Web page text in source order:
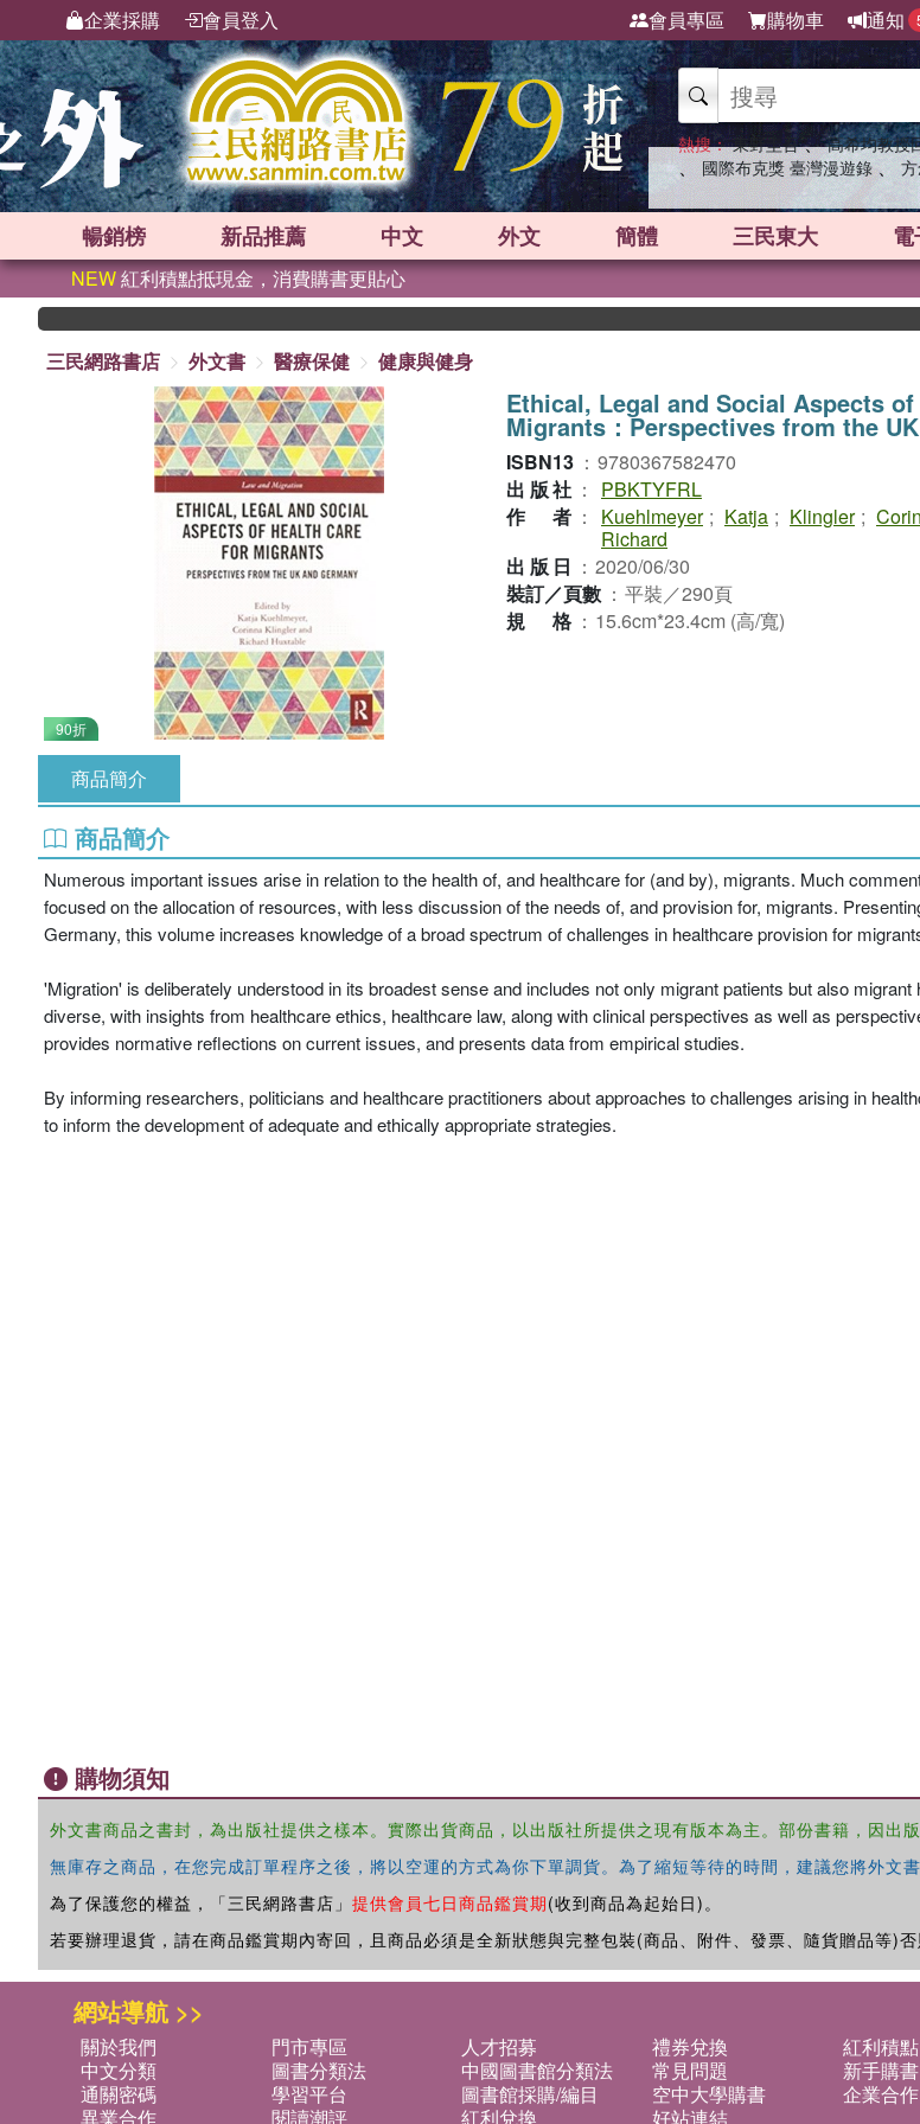
企業採購 會員登入 會員專區 購物車 通知
熱搜： 東野圭吾 、 高希均教授
、 國際布克獎 臺灣漫遊錄 、
暢銷榜 新品推薦 中文 外文 簡體 三民東大
NEW紅利積點抵現金，消費購書更貼心
三民網路書店
外文書 醫療保健 健康與健身
90折
Ethical, Legal and Social Aspects
Migrants：Perspectives from the
ISBN13 ： 9780367582470
出版社 ：
PBKTYFRL
作者 ： Kuehlmeyer ; Katja ; Klingler ;
Richard
出版日 ： 2020/06/30
裝訂／頁數 ： 平裝／290頁
規格 ： 15.6cm*23.4cm (高/寬)
商品簡介
商品簡介
Numerous important issues arise in relation to the health of, and healthcare for (and by), migrants. Much
focused on the allocation of resources, with less discussion of the needs of, and provision for, migrants.
Germany, this volume increases knowledge of a broad spectrum of challenges in healthcare provision for
'Migration' is deliberately understood in its broadest sense and includes not only migrant patients but also
diverse, with insights from healthcare ethics, healthcare law, along with clinical perspectives as well as
provides normative reflections on current issues, and presents data from empirical studies.
By informing researchers, politicians and healthcare practitioners about approaches to challenges arising in
to inform the development of adequate and ethically appropriate strategies.
購物須知
外文書商品之書封，為出版社提供之樣本。實際出貨商品，以出版社所提供之現有版本為主。部份書籍，因出
無庫存之商品，在您完成訂單程序之後，將以空運的方式為你下單調貨。為了縮短等待的時間，建議您將外文
為了保護您的權益，「三民網路書店」 提供會員七日商品鑑賞期(收到商品為起始日)。
若要辦理退貨，請在商品鑑賞期內寄回，且商品必須是全新狀態與完整包裝(商品、附件、發票、隨貨贈品等)否
網站導航 >>
關於我們 門市專區 人才招募 禮券兌換
紅利積點
中文分類
圖書分類法 中國圖書館分類法 常見問題
新手購書
通關密碼
學習平台 圖書館採購/編目 空中大學購書
企業合作
異業合作
閱讀潮評 紅利兌換 好站連結